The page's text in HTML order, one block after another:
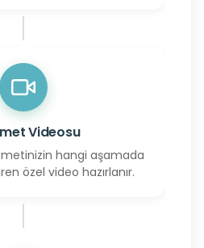
Videosu
hangi aşamada
özel video hazırlanır.